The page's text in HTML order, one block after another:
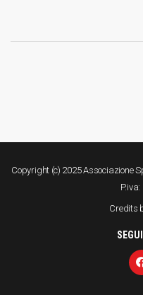
Copyright (c) 2025 Associazione
Credits